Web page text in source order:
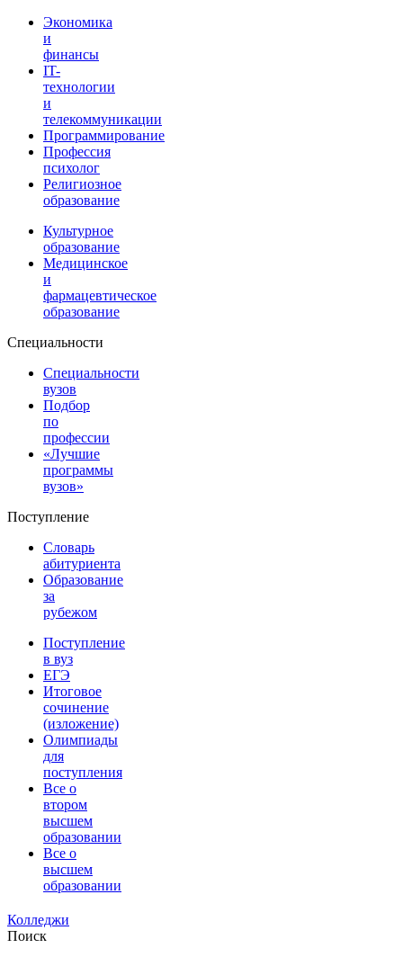
Экономика
и
финансы
IT-
технологии
и
телекоммуникации
Программирование
Профессия
психолог
Религиозное
образование
Культурное
образование
Медицинское
и
фармацевтическое
образование
Специальности
Специальности
вузов
Подбор
по
профессии
«Лучшие
программы
вузов»
Поступление
Словарь
абитуриента
Образование
за
рубежом
Поступление
в вуз
ЕГЭ
Итоговое
сочинение
(изложение)
Олимпиады
для
поступления
Все о
втором
высшем
образовании
Все о
высшем
образовании
Колледжи
Поиск